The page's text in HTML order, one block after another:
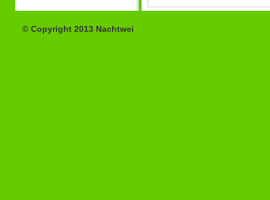
© Copyright 2013 Nachtwei